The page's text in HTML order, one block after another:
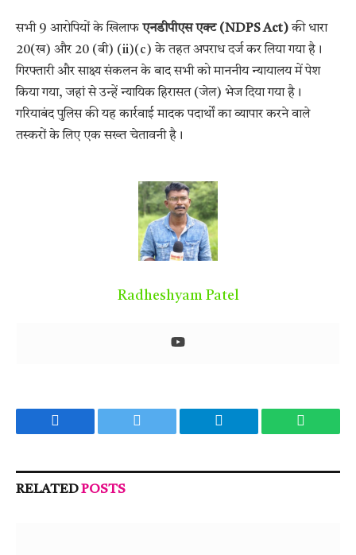
सभी 9 आरोपियों के खिलाफ एनडीपीएस एक्ट (NDPS Act)की धारा
20(ख) और 20 (बी) (ii)(c) के तहत अपराध दर्ज कर लिया गया है।
गिरफ्तारी और साक्ष्य संकलन के बाद सभी को माननीय न्यायालय में पेश
किया गया, जहां से उन्हें न्यायिक हिरासत (जेल) भेज दिया गया है।
गरियाबंद पुलिस की यह कार्रवाई मादक पदार्थों का व्यापार करने वाले
तस्करों के लिए एक सख्त चेतावनी है।
Radheshyam Patel
Facebook Twitter Telegram
RELATEDPOSTS